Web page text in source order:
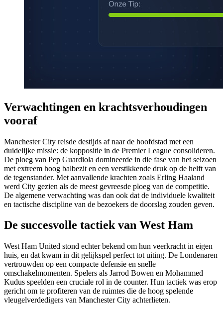
Verwachtingen en krachtsverhoudingen
vooraf
Manchester City reisde destijds af naar de hoofdstad met een
duidelijke missie: de koppositie in de Premier League consolideren.
De ploeg van Pep Guardiola domineerde in die fase van het seizoen
met extreem hoog balbezit en een verstikkende druk op de helft van
de tegenstander. Met aanvallende krachten zoals Erling Haaland
werd City gezien als de meest gevreesde ploeg van de competitie.
De algemene verwachting was dan ook dat de individuele kwaliteit
en tactische discipline van de bezoekers de doorslag zouden geven.
De succesvolle tactiek van West Ham
West Ham United stond echter bekend om hun veerkracht in eigen
huis, en dat kwam in dit gelijkspel perfect tot uiting. De Londenaren
vertrouwden op een compacte defensie en snelle
omschakelmomenten. Spelers als Jarrod Bowen en Mohammed
Kudus speelden een cruciale rol in de counter. Hun tactiek was erop
gericht om te profiteren van de ruimtes die de hoog spelende
vleugelverdedigers van Manchester City achterlieten.